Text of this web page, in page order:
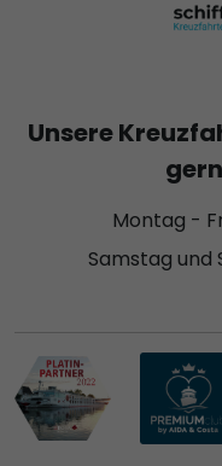
Unsere
Montag -
Samstag und